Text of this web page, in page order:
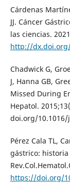
Cárdenas
JJ. Cáncer
las ciencias.
http://
Chadwick G,
J, Hanna GB,
Missed During
Hepatol.
doi.org/10.1016/
Pérez Cala TL,
gástrico:
https://doi.org/